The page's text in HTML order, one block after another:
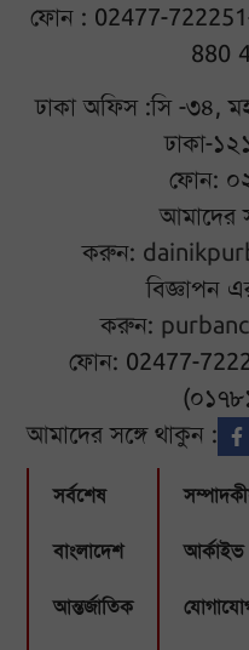
ফোন : 02477-
880
ঢাকা অফিস :সি -৩৪,
ঢাকা-
ফোন:
আমাদের
করুন:
বিজ্ঞাপন
করুন:
ফোন: 02477-
আমাদের সঙ্গে থাকুন :
সর্বশেষ
বাংলাদেশ
আন্তর্জাতিক
আর্কাইভ